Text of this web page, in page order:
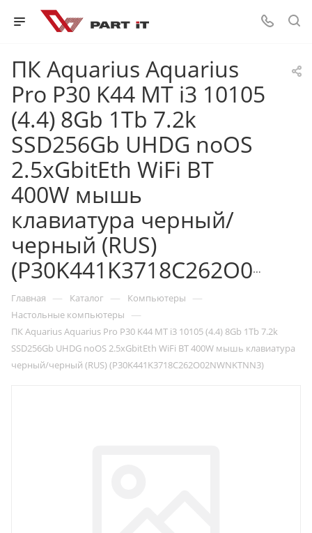
ПК Aquarius Aquarius
Pro P30 K44 MT i3 10105
(4.4) 8Gb 1Tb 7.2k
SSD256Gb UHDG noOS
2.5xGbitEth WiFi BT
400W мышь
клавиатура черный/
черный (RUS)
(P30K441K3718C262O02NWNKTNN3)
Главная — Каталог — Компьютеры —
Настольные компьютеры —
ПК Aquarius Aquarius Pro P30 K44 MT i3 10105 (4.4) 8Gb 1Tb 7.2k
SSD256Gb UHDG noOS 2.5xGbitEth WiFi BT 400W мышь клавиатура
черный/черный (RUS) (P30K441K3718C262O02NWNKTNN3)